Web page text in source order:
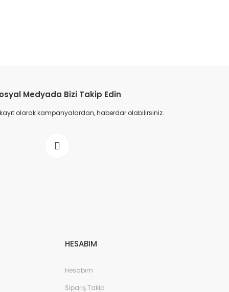
Medyada Bizi Takip Edin
olarak kampanyalardan, haberdar olabilirsiniz.
HESABIM
Hesabım
Sipariş Takip